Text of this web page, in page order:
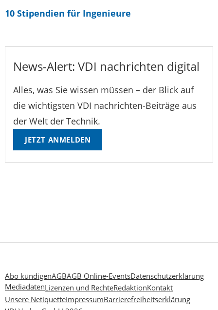
10 Stipendien für Ingenieure
News-Alert: VDI nachrichten digital
Alles, was Sie wissen müssen – der Blick auf
die wichtigsten VDI nachrichten-Beiträge aus
der Welt der Technik.
JETZT ANMELDEN
Abo kündigenAGBAGB Online-EventsDatenschutzerklärung
MediadatenLizenzen und RechteRedaktionKontakt
Unsere NetiquetteImpressumBarrierefreiheitserklärung